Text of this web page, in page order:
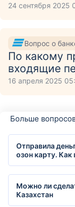
24 сентября 2025
Вопрос о
По какому
входящие
16 апреля 2025
Больше
Отправила
озон карту. Как
Можно ли
Казахстан